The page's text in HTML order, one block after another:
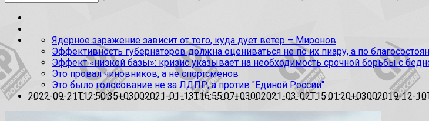
Ядерное заражение зависит от того, куда дует ветер – Миронов
Эффективность губернаторов должна оцениваться не по их пиару, а по
Эффект «низкой базы»: кризис указывает на необходимость срочной борьбы с
Это провал чиновников, а не спортсменов
Это было голосование не за ЛДПР, а против "Единой России"
2022-09-21T12:50:35+03002021-01-13T16:55:07+03002021-03-02T15:01:20+03002019-12-